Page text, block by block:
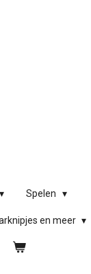
Spelen
en meer